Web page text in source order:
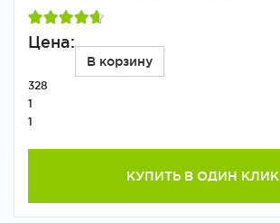
Цена:
В корзину
328
1
1
КУПИТЬ В ОДИН КЛИК